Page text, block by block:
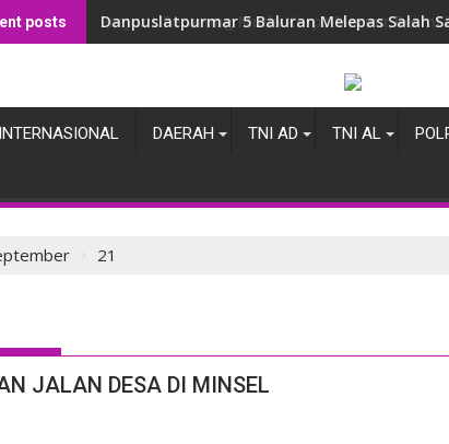
posts Danpuslatpurmar 5 Baluran Melepas Salah
INTERNASIONAL DAERAH TNI AD TNI AL
21
JALAN DESA DI MINSEL